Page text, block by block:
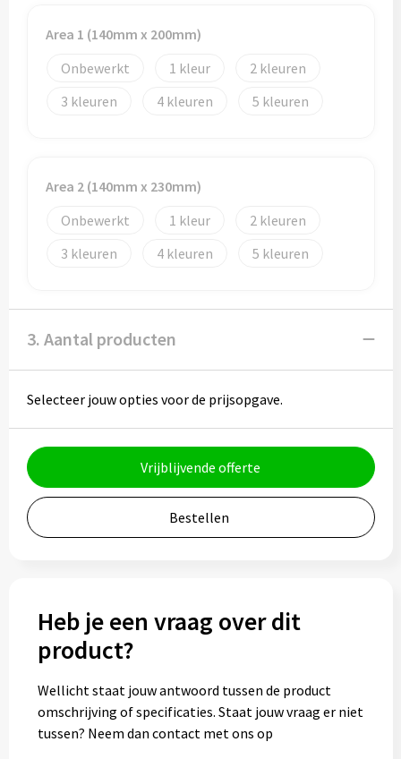
Merken
Zelfklevende memo's
Notablokken
Eten & drinken
Drinkbekers
Drinkflessen
Thermosflessen
Glazen
Lunchboxen
Snoep
Area 1 (140mm x 200mm)
Onbewerkt
1
2
3
4 5
Area 2 (140mm x 230mm)
Onbewerkt
1
2
3
4 5
3. Aantal producten
Selecteer jouw opties voor de prijsopgave.
Vrijblijvende offerte
Bestellen
Heb je een vraag over dit
product?
Wellicht staat jouw antwoord tussen de product
omschrijving of specificaties. Staat jouw vraag er niet
tussen? Neem dan contact met ons op